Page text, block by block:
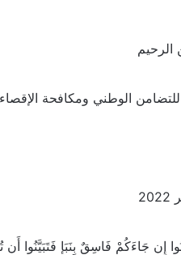
الرحيم
للتضامن الوطني ومكافحة الإقصاء
إِن جَاءَكُمْ فَاسِقٌ بِنَبَإٍ